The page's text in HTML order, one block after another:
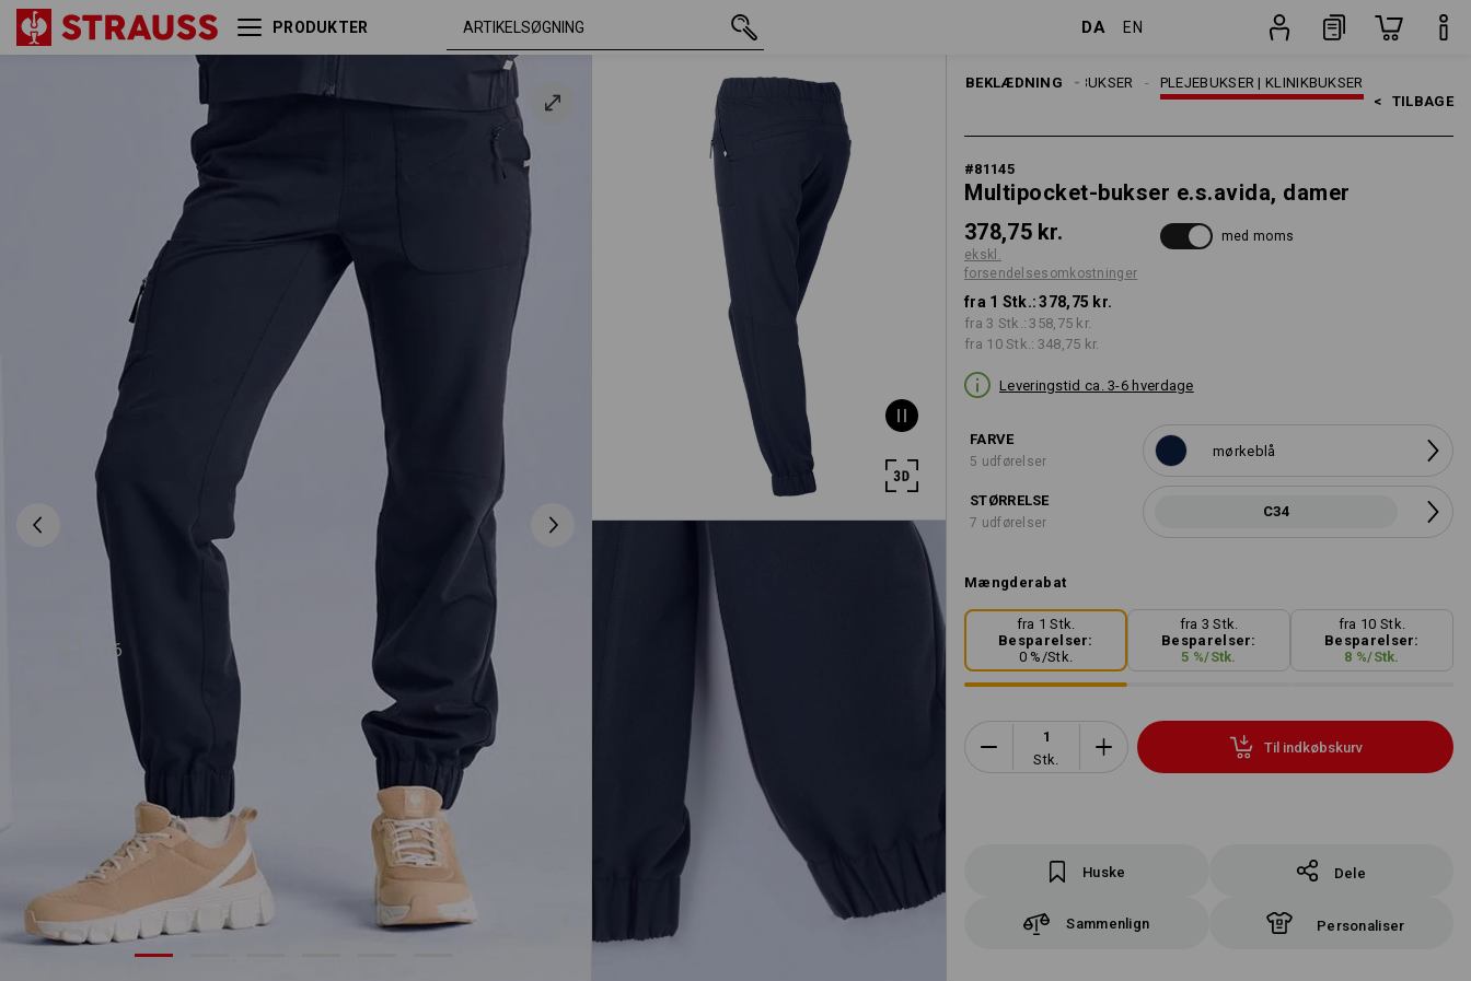
PRODUKTER DA EN
06
BEKLÆDNING PLEJEBUKSER | KLINIKBUKSER
ARBEJDSBUKSER
DAMER
< TILBAGE
#81145
Multipocket-bukser e.s.avida, damer
378,75 kr.
ekskl.
forsendelsesomkostninger
med moms
fra 1 Stk.: 378,75 kr.
fra 3 Stk.: 358,75 kr.
fra 10 Stk.: 348,75 kr.
Leveringstid ca. 3-6 hverdage
FARVE
5 udførelser
mørkeblå
STØRRELSE
7 udførelser
C34
Mængderabat
fra 1 Stk.
Besparelser:
0 %/Stk.
fra 3 Stk.
Besparelser:
5 %/Stk.
fra 10 Stk.
Besparelser:
8 %/Stk.
Stk.
Til indkøbskurv
Huske Dele
Sammenlign Personaliser
Multipocket-bukser
e.s.avida, damer
mørkeblå C34 378,75 kr.